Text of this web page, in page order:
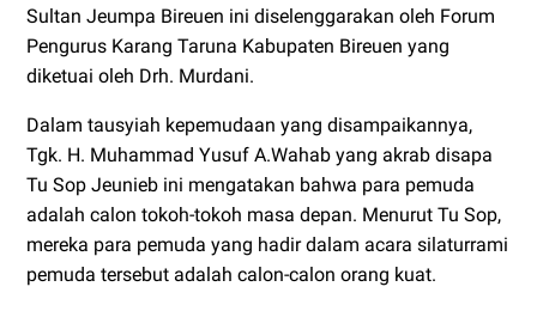
Sultan Jeumpa Bireuen ini diselenggarakan oleh Forum
Pengurus Karang Taruna Kabupaten Bireuen yang
diketuai oleh Drh. Murdani.
Dalam tausyiah kepemudaan yang disampaikannya,
Tgk. H. Muhammad Yusuf A.Wahab yang akrab disapa
Tu Sop Jeunieb ini mengatakan bahwa para pemuda
adalah calon tokoh-tokoh masa depan. Menurut Tu Sop,
mereka para pemuda yang hadir dalam acara silaturrami
pemuda tersebut adalah calon-calon orang kuat.